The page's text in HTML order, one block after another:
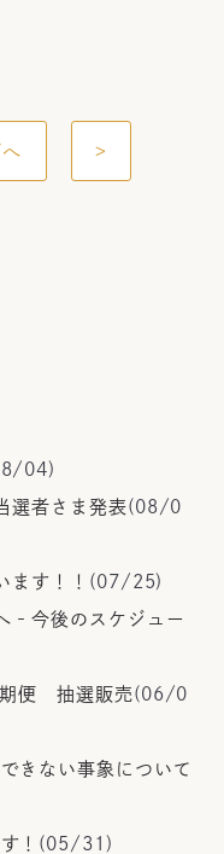
04)
選者さま発表(08/0
ます！！ (07/25)
‐今後のスケジュー
期便 抽選販売(06/0
きない事象について
！ (05/31)
>